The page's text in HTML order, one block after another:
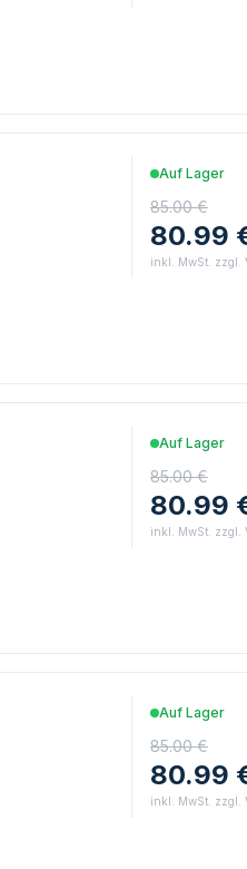
Auf Lager
85.00 €
80.99
inkl. MwSt. zzgl.
Auf Lager
85.00 €
80.99
inkl. MwSt. zzgl.
Auf Lager
85.00 €
80.99
inkl. MwSt. zzgl.